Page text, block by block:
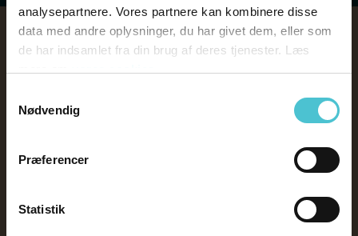
analysepartnere. Vores partnere kan kombinere disse
data med andre oplysninger, du har givet dem, eller som
de har indsamlet fra din brug af deres tjenester. Læs
Nødvendig
Præferencer
Statistik
Kan vi hjælpe dig?
Hvis du har spørgsmål eller tænker, at tiden er
inde til et uforpligtende kald eller møde, kan
du kontakte os her. Vi ser frem til at høre fra